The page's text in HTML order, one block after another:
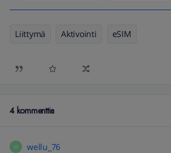
Liittymä Aktivointi eSIM
4 kommenttia
W wellu_76